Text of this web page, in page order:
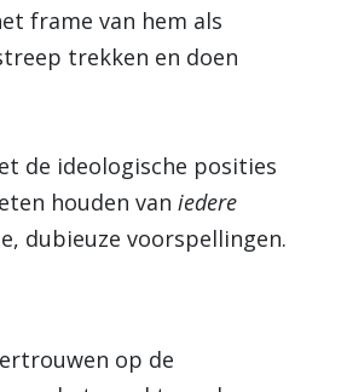
frame van hem als
trekken en doen
de ideologische posities
houden van iedere
dubieuze voorspellingen.
op de